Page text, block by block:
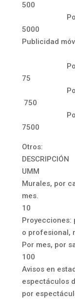
500
Por año,
5000
Publicidad
Por día,
75
Por
750
Por año,
7500
Otros:
DESCRIPCIÓN
UMM
Murales, por
mes.
10
Proyecciones:
o profesional,
Por mes, por
100
Avisos en
espectáculos
por